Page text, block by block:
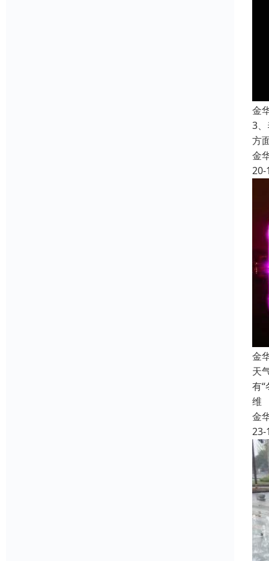
金
3
方
金
20-
金
天
有
维
金
23-